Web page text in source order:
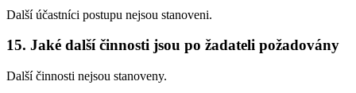
Další účastníci postupu nejsou stanoveni.
15. Jaké další činnosti jsou po žadateli požadovány
Další činnosti nejsou stanoveny.